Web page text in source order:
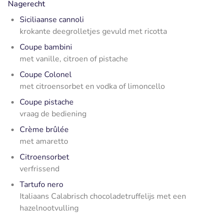
Nagerecht
Siciliaanse cannoli
krokante deegrolletjes gevuld met ricotta
Coupe bambini
met vanille, citroen of pistache
Coupe Colonel
met citroensorbet en vodka of limoncello
Coupe pistache
vraag de bediening
Crème brûlée
met amaretto
Citroensorbet
verfrissend
Tartufo nero
Italiaans Calabrisch chocoladetruffelijs met een
hazelnootvulling